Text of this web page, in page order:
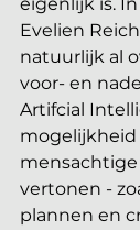
Evelien
natuurlijk al
voor- en
Artifcial
mogelijkheid
vertonen -
plannen en